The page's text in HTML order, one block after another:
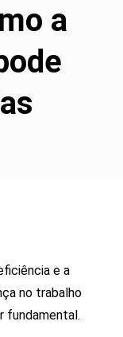
a
e a
no trabalho
fundamental.